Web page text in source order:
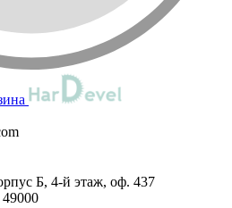
Б, 4-й этаж, оф. 437
49000